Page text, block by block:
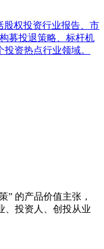
股权投资行业报告、市
募投退策略、标杆机
资热点行业领域。
” 的产品价值主张，
、投资人、创投从业